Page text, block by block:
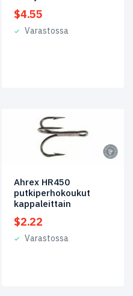
$4.55
Varastossa
Ahrex HR450
putkiperhokoukut
kappaleittain
$2.22
Varastossa